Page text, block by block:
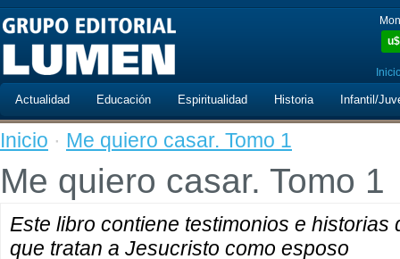
u$
Actualidad Educación Espiritualidad Historia Infantil/
Inicio · Me quiero casar. Tomo 1
Me quiero casar. Tomo 1
Este libro contiene testimonios e
que tratan a Jesucristo como esposo